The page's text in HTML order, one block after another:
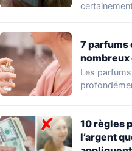
7 parfums
Les
10 règles
l’argent